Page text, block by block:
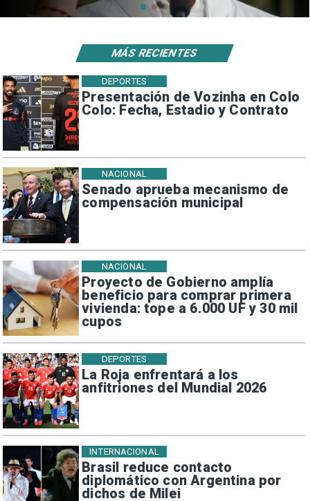
Presentación de Vozinha en Colo
Colo: Fecha, Estadio y Contrato
DEPORTES
Senado aprueba mecanismo de
compensación municipal
NACIONAL
Proyecto de Gobierno amplía
beneficio para comprar primera
vivienda: tope a 6.000 UF y 30 mil
cupos
NACIONAL
La Roja enfrentará a los
anfitriones del Mundial 2026
DEPORTES
Brasil reduce contacto
diplomático con Argentina por
dichos de Milei
INTERNACIONAL
MÁS RECIENTES